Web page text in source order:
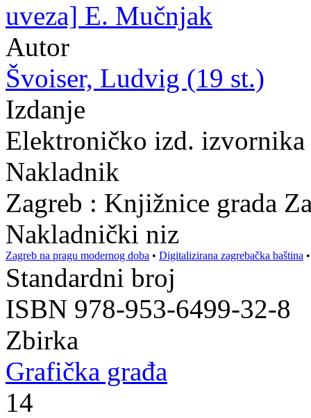
uveza] E. Mučnjak
Autor
Švoiser, Ludvig (19 st.)
Izdanje
Elektroničko izd.
Nakladnik
Zagreb : Knjižnice grada
Nakladnički niz
Zagreb na pragu modernog doba • Digitalizirana zagrebačka baština
Standardni broj
ISBN 978-953-6499-32-8
Zbirka
Grafička građa
14